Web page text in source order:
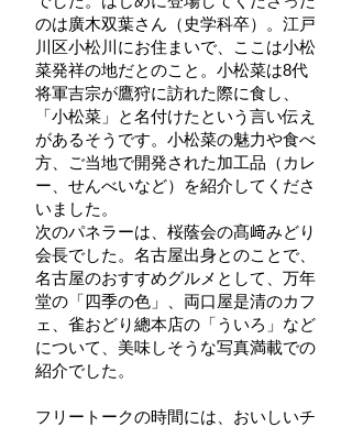
のは廣木双葉さん（史学科卒）。江戸
川区小松川にお住まいで、ここは小松
菜発祥の地だとのこと。小松菜は8代
将軍吉宗が鷹狩に訪れた際に食し、
「小松菜」と名付けたという言い伝え
があるそうです。小松菜の魅力や食べ
方、ご当地で開発された加工品（カレ
ー、せんべいなど）を紹介してくださ
いました。
次のパネラーは、桜蔭会の髙﨑みどり
会長でした。名古屋出身とのことで、
名古屋のおすすめグルメとして、万年
堂の「四季の色」、両口屋是清のカフ
ェ、雀おどり總本店の「ういろ」など
について、美味しそうな写真満載での
紹介でした。
フリートークの時間には、おいしいチ